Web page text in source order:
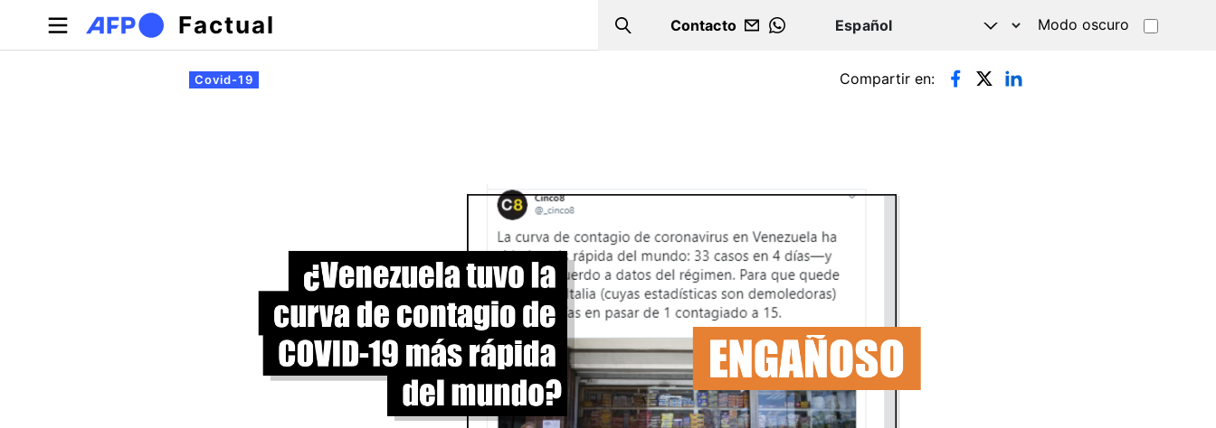
Pasar al contenido principal
Factual Search
Contacto
WHATSAPP
Modo oscuro
Solapas principales
Covid-19 Compartir en: